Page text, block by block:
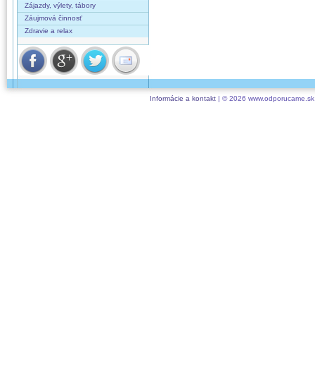
Zájazdy, výlety, tábory
Záujmová činnosť
Zdravie a relax
Informácie a kontakt| © 2026